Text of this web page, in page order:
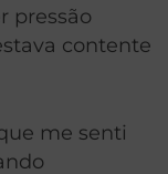
pressão
contente
me senti